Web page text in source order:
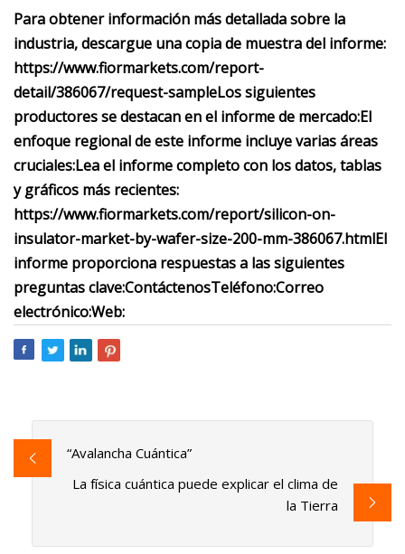
Para obtener información más detallada sobre la
industria, descargue una copia de muestra del informe:
https://www.fiormarkets.com/report-
detail/386067/request-sampleLos siguientes
productores se destacan en el informe de mercado:El
enfoque regional de este informe incluye varias áreas
cruciales:Lea el informe completo con los datos, tablas
y gráficos más recientes:
https://www.fiormarkets.com/report/silicon-on-
insulator-market-by-wafer-size-200-mm-386067.htmlEl
informe proporciona respuestas a las siguientes
preguntas clave:ContáctenosTeléfono:Correo
electrónico:Web:
“Avalancha Cuántica”
La física cuántica puede explicar el clima de
la Tierra